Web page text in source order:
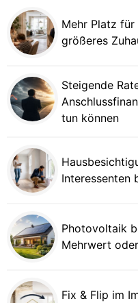
Mehr Platz für
größeres
Steigende
tun können
Interessenten
Photovoltaik
Mehrwert
Fix & Flip im